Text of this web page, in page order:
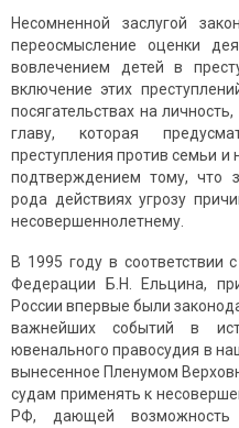
Несомненной заслугой
переосмысление оценки
вовлечением детей в
включение этих
посягательствах на
главу, которая
преступления против семьи
подтверждением тому, что
рода действиях угрозу
несовершеннолетнему.
В 1995 году в соответствии
Федерации Б.Н. Ельцина,
России впервые были
важнейших событий в
ювенального правосудия в
вынесенное Пленумом
судам применять к
РФ, дающей возможность